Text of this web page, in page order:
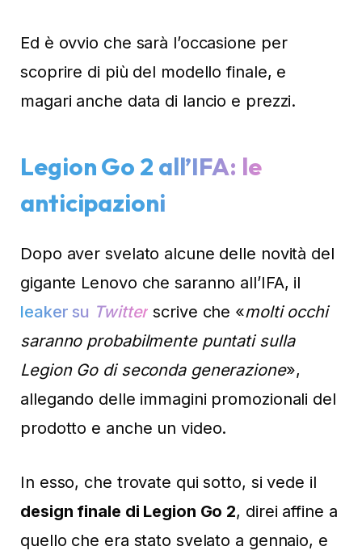
Ed è ovvio che sarà l’occasione per
scoprire di più del modello finale, e
magari anche data di lancio e prezzi.
Legion Go 2 all’IFA: le
anticipazioni
Dopo aver svelato alcune delle novità del
gigante Lenovo che saranno all’IFA, il
leaker su Twitter scrive che «molti occhi
saranno probabilmente puntati sulla
Legion Go di seconda generazione»,
allegando delle immagini promozionali del
prodotto e anche un video.
In esso, che trovate qui sotto, si vede il
design finale di Legion Go 2, direi affine a
quello che era stato svelato a gennaio, e